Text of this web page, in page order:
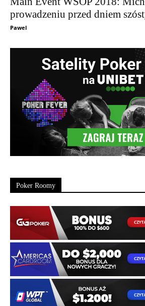
prowadzeniu przed dniem
Pawel
Poker Roomy